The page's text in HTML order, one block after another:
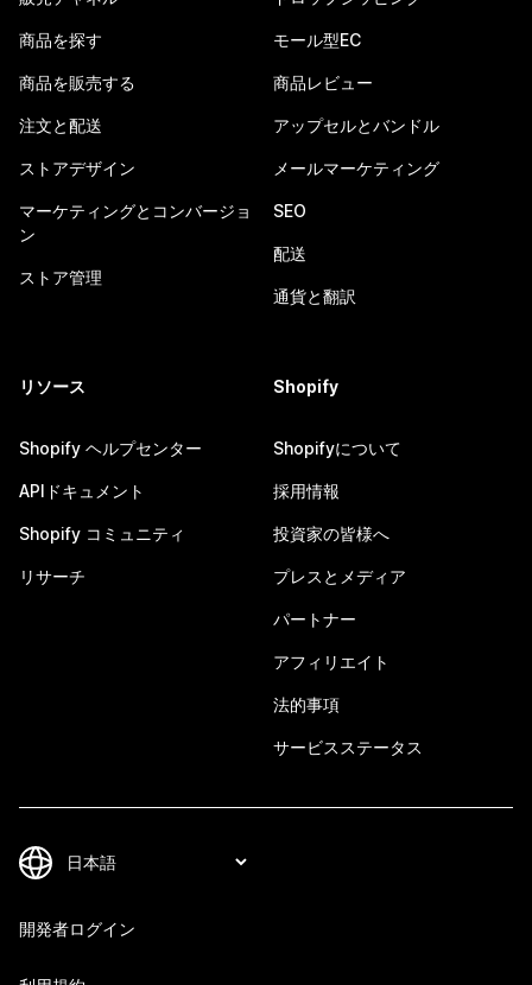
商品を探す
商品を販売する
注文と配送
ストアデザイン
マーケティングとコンバージョ
ン
ストア管理
モール型EC
商品レビュー
アップセルとバンドル
メールマーケティング
SEO
配送
通貨と翻訳
リソース
Shopify ヘルプセンター
APIドキュメント
Shopify コミュニティ
リサーチ
Shopify
Shopifyについて
採用情報
投資家の皆様へ
プレスとメディア
パートナー
アフィリエイト
法的事項
サービスステータス
開発者ログイン